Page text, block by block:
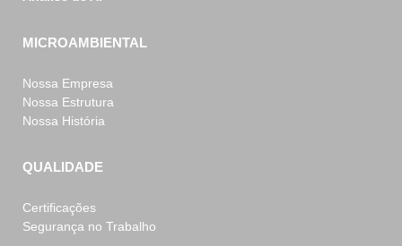
MICROAMBIENTAL
Nossa Empresa
Nossa Estrutura
Nossa História
QUALIDADE
Certificações
Segurança no Trabalho